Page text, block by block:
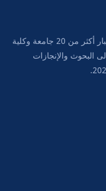
بوابة الأخبار الأكاديمية العراقية — نغطي أخبار أكثر من 20 جامعة وكلية
البحوث والإنجازات